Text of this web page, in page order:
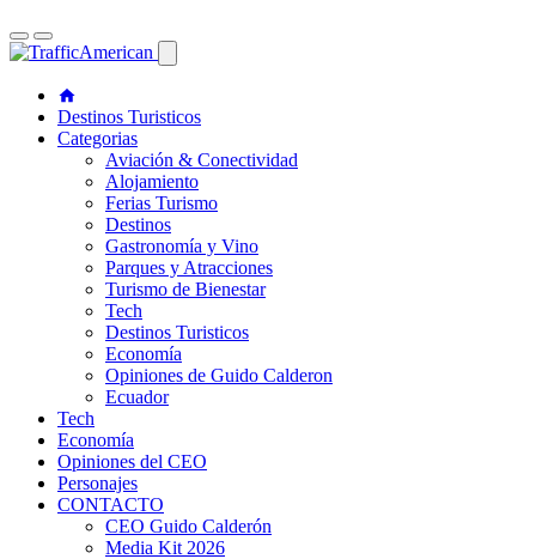
Destinos Turisticos
Categorias
Aviación & Conectividad
Alojamiento
Ferias Turismo
Destinos
Gastronomía y Vino
Parques y Atracciones
Turismo de Bienestar
Tech
Destinos Turisticos
Economía
Opiniones de Guido Calderon
Ecuador
Tech
Economía
Opiniones del CEO
Personajes
CONTACTO
CEO Guido Calderón
Media Kit 2026